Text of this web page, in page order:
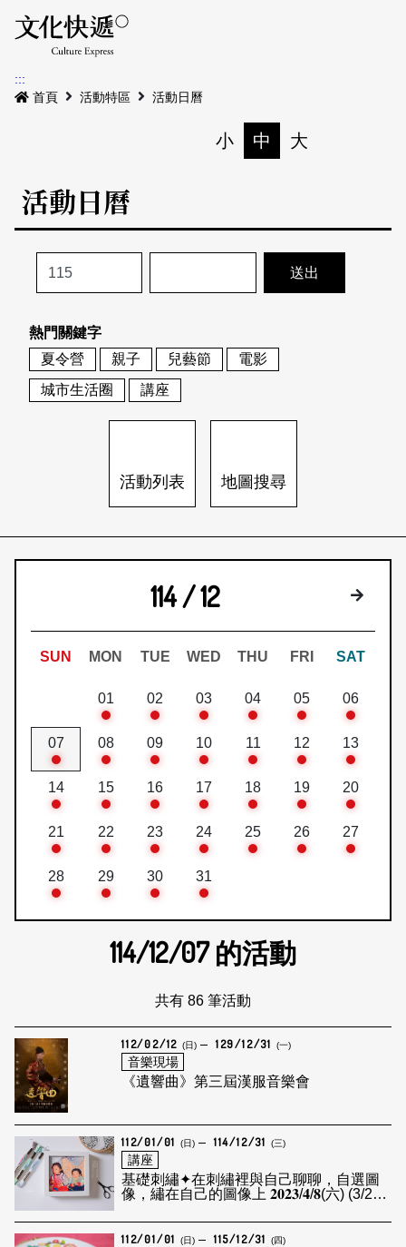
最新公告
本期專題
歷史專題
活動特區
活動列表
地圖搜尋
關於我們
關於我們
刊物索取地點
會員基本資料
刊登活動
網站導覽 English
日本語 登入/註冊
:::
首頁
活動特區 活動日曆
小 中 大
活動日曆
熱門關鍵字
夏令營
親子 兒藝節
電影
城市生活圈
講座
活動列表 地圖搜尋
114 / 12 下個月
SUN MON TUE WED THU FRI SAT
01 02 03 04 05 06
07 08 09 10 11 12 13
14 15 16 17 18 19 20
21 22 23 24 25 26 27
28 29 30 31
114/12/07的活動
共有 86 筆活動
112/02/12 (日) 129/12/31 (一)
音樂現場
《遺響曲》第三屆漢服音樂會
112/01/01 (日) 114/12/31 (三)
講座
基礎刺繡✦​在刺繡裡與自己​聊聊，自選圖
像，繡在自己的圖像上 ​𝟐𝟎𝟐𝟑/𝟒/𝟖(六) (3/28
112/01/01 (日) 115/12/31 (四)